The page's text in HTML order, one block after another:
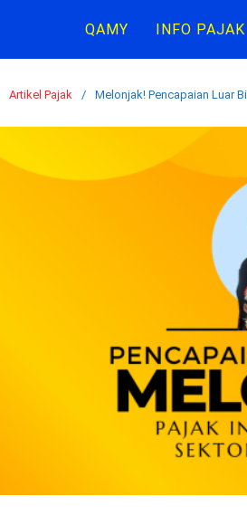
QAMY INFO PAJAK
Artikel Pajak Melonjak! Pencapaian Luar